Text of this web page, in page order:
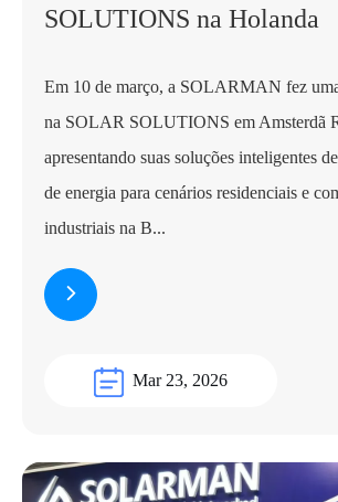
SOLUTIONS na Holanda
Em 10 de março, a SOLARMAN fez
na SOLAR SOLUTIONS em Amsterdã
apresentando suas soluções inteligentes
de energia para cenários residenciais e
industriais na B...
Mar 23, 2026